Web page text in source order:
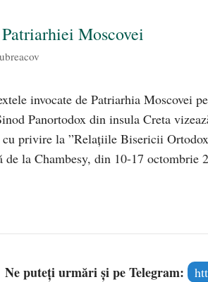
Moscovei
invocate de Patriarhia Moscovei
Panortodox din insula Creta
privire la ”Relațiile Bisericii
de la Chambesy, din 10-17 octombrie
Ne puteți urmări și pe Telegram: